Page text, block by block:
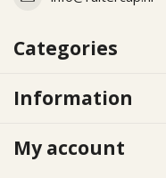
Categories
Information
My account